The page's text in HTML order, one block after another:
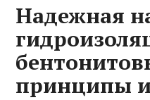
Надежная
принципы